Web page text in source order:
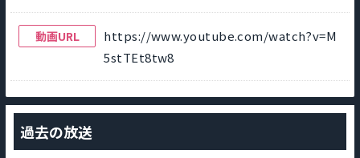
動画URL
https://www.youtube.com/watch?v=M
5stTEt8tw8
過去の放送